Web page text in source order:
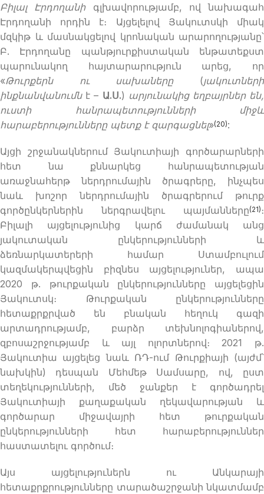
Բիլալ Էրդողանիգլխավորությամբ, ով նախագահ
Էրդողանի որդին է։ Այցելելով Յակուտսկի միակ
մզկիթ և մասնակցելով կրոնական արարողությանը՝
Բ. Էրդողանը պանթյուրքիստական ենթատեքստ
պարունակող հայտարարություն արեց, որ
«Թուրքերն ու սախաները(յակուտների
ինքնանվանումնէ – Ա.Ս.) արյունակից եղբայրներ են,
ուստի հանրապետությունների միջև
հարաբերությունները պետք է զարգացնել»(20):
Այցի շրջանակներում Յակուտիայի գործարարների
հետ նա քննարկեց հանրապետության
առաջնահերթ ներդրումային ծրագրերը, ինչպես
նաև խոշոր ներդրումային ծրագրերում թուրք
գործընկերներին ներգրավելու պայմանները(21) ։
Բիլալի այցելությունից կարճ ժամանակ անց
յակուտական ​​ընկերությունների և
ձեռնարկատերերի համար Ստամբուլում
կազմակերպվեցին բիզնես այցելություներ, ապա
2020 թ. թուրքական ընկերությունները այցելեցին
Յակուտսկ։ Թուրքական ընկերությունները
հետաքրքրված են բնական հեղուկ գազի
արտադրությամբ, բարձր տեխնոլոգիաներով,
զբոսաշրջությամբ և այլ ոլորտներով։ 2021 թ.
Յակուտիա այցելեց նաև ՌԴ-ում Թուրքիայի (այժմ՝
նախկին) դեսպան Մեհմեթ Սամսարը, ով, ըստ
տեղեկությունների, մեծ ջանքեր է գործադրել
Յակուտիայի քաղաքական ղեկավարության և
գործարար միջավայրի հետ թուրքական
ընկերությունների հետ հարաբերություններ
հաստատելու գործում։
Այս այցելություներն ու Անկարայի
հետաքրքրությունները տարածաշրջանի նկատմամբ